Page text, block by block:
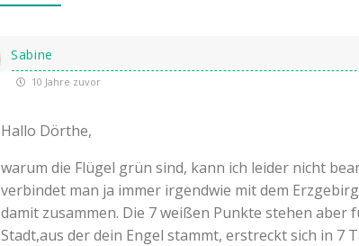
Sabine
10 Jahre zuvor
Hallo Dörthe,
warum die Flügel grün sind, kann ich leider nicht
verbindet man ja immer irgendwie mit dem
damit zusammen. Die 7 weißen Punkte stehen aber
Stadt,aus der dein Engel stammt, erstreckt sich in 7